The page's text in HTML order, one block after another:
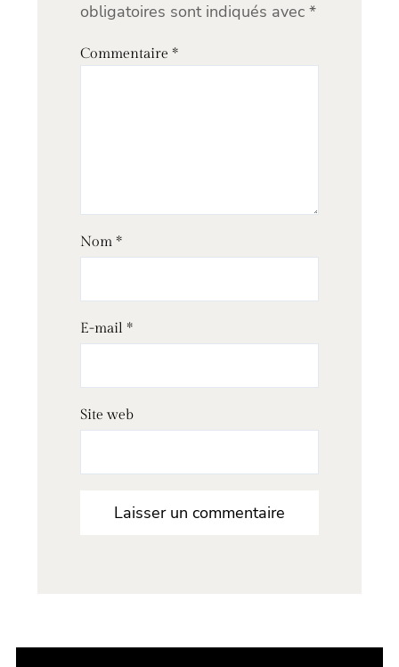
obligatoires sont indiqués avec *
Commentaire *
Nom *
E-mail *
Site web